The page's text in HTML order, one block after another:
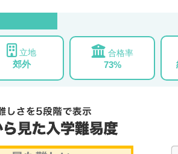
立地
郊外
合格率
73%